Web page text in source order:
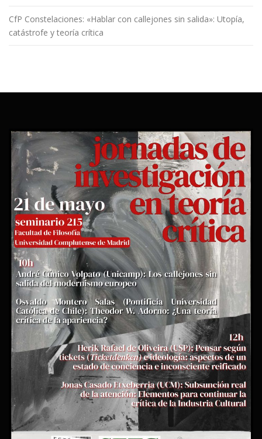
CfP Constelaciones: «Hablar con callejones sin salida»: Utopía,
catástrofe y teoría crítica